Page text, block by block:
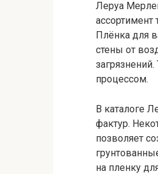
Леруа
Плёнка для
стены от
процессом.
В каталоге
фактур.
позволяет
на пленку